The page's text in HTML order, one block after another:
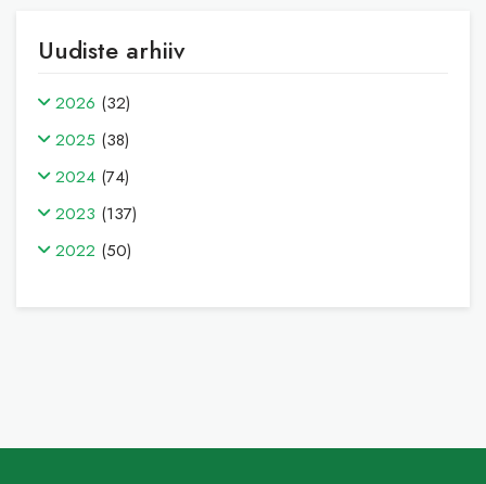
Uudiste arhiiv
2026 (32)
2025 (38)
2024 (74)
2023 (137)
2022 (50)